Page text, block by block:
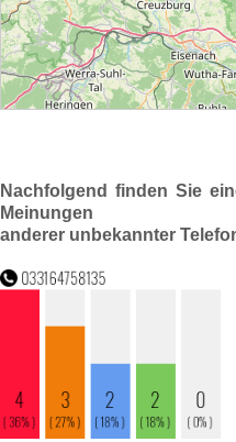
Nachfolgend finden Sie
Meinungen
anderer unbekannter